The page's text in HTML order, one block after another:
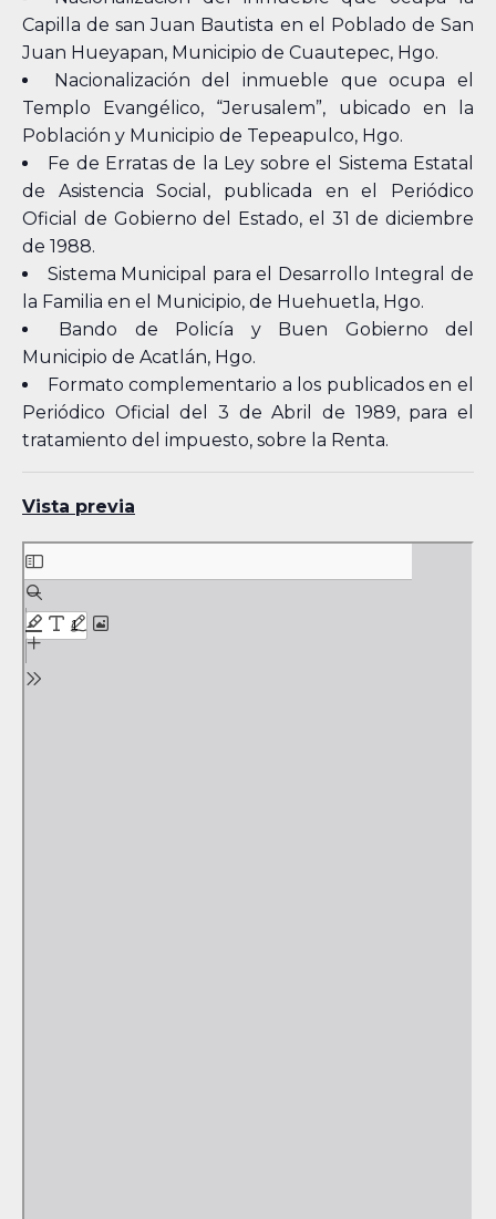
Capilla de san Juan Bautista en el Poblado de San
Juan Hueyapan, Municipio de Cuautepec, Hgo.
Nacionalización del inmueble que ocupa el
Templo Evangélico, “Jerusalem”, ubicado en la
Población y Municipio de Tepeapulco, Hgo.
Fe de Erratas de la Ley sobre el Sistema Estatal
de Asistencia Social, publicada en el Periódico
Oficial de Gobierno del Estado, el 31 de diciembre
de 1988.
Sistema Municipal para el Desarrollo Integral de
la Familia en el Municipio, de Huehuetla, Hgo.
Bando de Policía y Buen Gobierno del
Municipio de Acatlán, Hgo.
Formato complementario a los publicados en el
Periódico Oficial del 3 de Abril de 1989, para el
tratamiento del impuesto, sobre la Renta.
Vista previa
Skip
to
PDF
content